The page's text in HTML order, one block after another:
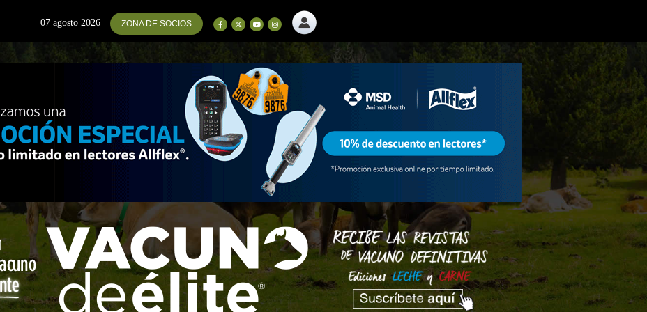
07 agosto 2026 ZONA DE SOCIOS